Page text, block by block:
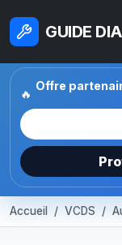
GUIDE
🔥
Offre
Accueil VCDS